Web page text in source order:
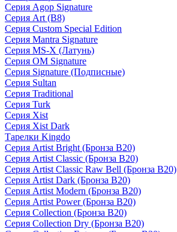
Серия Agop Signature
Серия Art (B8)
Серия Custom Special Edition
Серия Mantra Signature
Серия MS-X (Латунь)
Серия OM Signature
Серия Signature (Подписные)
Серия Sultan
Серия Traditional
Серия Turk
Серия Xist
Серия Xist Dark
Тарелки Kingdo
Серия Artist Bright (Бронза B20)
Серия Artist Classic (Бронза B20)
Серия Artist Classic Raw Bell (Бронза B20)
Серия Artist Dark (Бронза B20)
Серия Artist Modern (Бронза B20)
Серия Artist Power (Бронза B20)
Серия Collection (Бронза B20)
Серия Collection Dry (Бронза B20)